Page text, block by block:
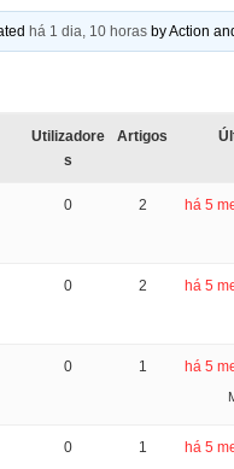
há 1 dia, 10 horas byAction
Utilizadore
s
Artigos
0 2 há 5
0 2 há 5
0 1 há 5
0 1 há 5